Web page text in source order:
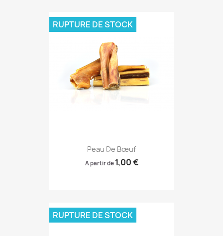
Peau De Bœuf
A partir de 1,00 €
RUPTURE DE STOCK
RUPTURE DE STOCK